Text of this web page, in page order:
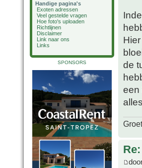
Handige pagina's
Exoten adressen
Veel gestelde vragen
Hoe foto's uploaden
Richtlijnen
Disclaimer
Link naar ons
Links
SPONSORS
de
een